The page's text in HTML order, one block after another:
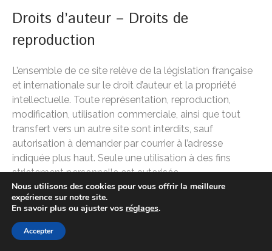
Droits d’auteur – Droits de
reproduction
L’ensemble de ce site relève de la législation française
et internationale sur le droit d’auteur et la propriété
intellectuelle. Toute représentation, reproduction,
modification, utilisation commerciale, ainsi que tout
transfert vers un autre site sont interdits, sauf
autorisation à demander par courrier à l’adresse
indiquée plus haut. Seule une utilisation à des fins
strictement personnelle est autorisée.
Nous utilisons des cookies pour vous offrir la meilleure
expérience sur notre site.
En savoir plus ou ajuster vos réglages.
Accepter